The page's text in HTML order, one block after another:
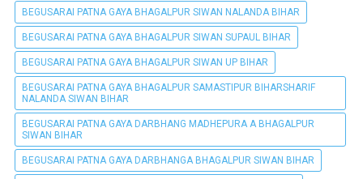
BEGUSARAI PATNA GAYA BHAGALPUR SIWAN NALANDA BIHAR
BEGUSARAI PATNA GAYA BHAGALPUR SIWAN SUPAUL BIHAR
BEGUSARAI PATNA GAYA BHAGALPUR SIWAN UP BIHAR
BEGUSARAI PATNA GAYA BHAGALPUR SAMASTIPUR BIHARSHARIF
NALANDA SIWAN BIHAR
BEGUSARAI PATNA GAYA DARBHANG MADHEPURA A BHAGALPUR
SIWAN BIHAR
BEGUSARAI PATNA GAYA DARBHANGA BHAGALPUR SIWAN BIHAR